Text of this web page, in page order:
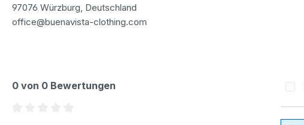
97076 Würzburg, Deutschland
office@buenavista-clothing.com
0 von 0 Bewertungen